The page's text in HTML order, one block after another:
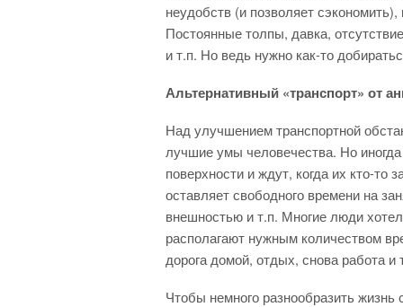
неудобств (и позволяет
Постоянные толпы, давка,
и т.п. Но ведь нужно как-то
Альтернативный «транспорт» от
Над улучшением транспортной
лучшие умы человечества. Но
поверхности и ждут, когда их кто-
оставляет свободного времени на
внешностью и т.п. Многие люди
располагают нужным количеством
дорога домой, отдых, снова работа и
Чтобы немного разнообразить